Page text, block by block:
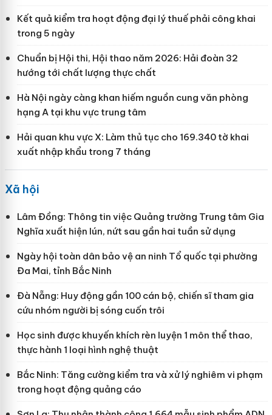
Kết quả kiểm tra hoạt động đại lý thuế phải công khai
trong 5 ngày
Chuẩn bị Hội thi, Hội thao năm 2026: Hải đoàn 32
hướng tới chất lượng thực chất
Hà Nội ngày càng khan hiếm nguồn cung văn phòng
hạng A tại khu vực trung tâm
Hải quan khu vực X: Làm thủ tục cho 169.340 tờ khai
xuất nhập khẩu trong 7 tháng
Xã hội
Lâm Đồng: Thông tin việc Quảng trường Trung tâm Gia
Nghĩa xuất hiện lún, nứt sau gần hai tuần sử dụng
Ngày hội toàn dân bảo vệ an ninh Tổ quốc tại phường
Đa Mai, tỉnh Bắc Ninh
Đà Nẵng: Huy động gần 100 cán bộ, chiến sĩ tham gia
cứu nhóm người bị sóng cuốn trôi
Học sinh được khuyến khích rèn luyện 1 môn thể thao,
thực hành 1 loại hình nghệ thuật
Bắc Ninh: Tăng cường kiểm tra và xử lý nghiêm vi phạm
trong hoạt động quảng cáo